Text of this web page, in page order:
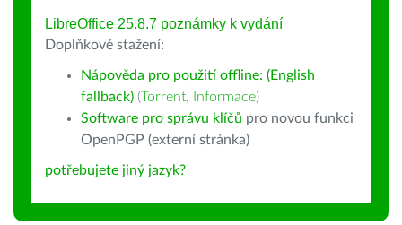
LibreOffice 25.8.7 poznámky k vydání
Doplňkové stažení:
Nápověda pro použití offline: (English
fallback) (Torrent, Informace)
Software pro správu klíčů pro novou funkci
OpenPGP (externí stránka)
potřebujete jiný jazyk?